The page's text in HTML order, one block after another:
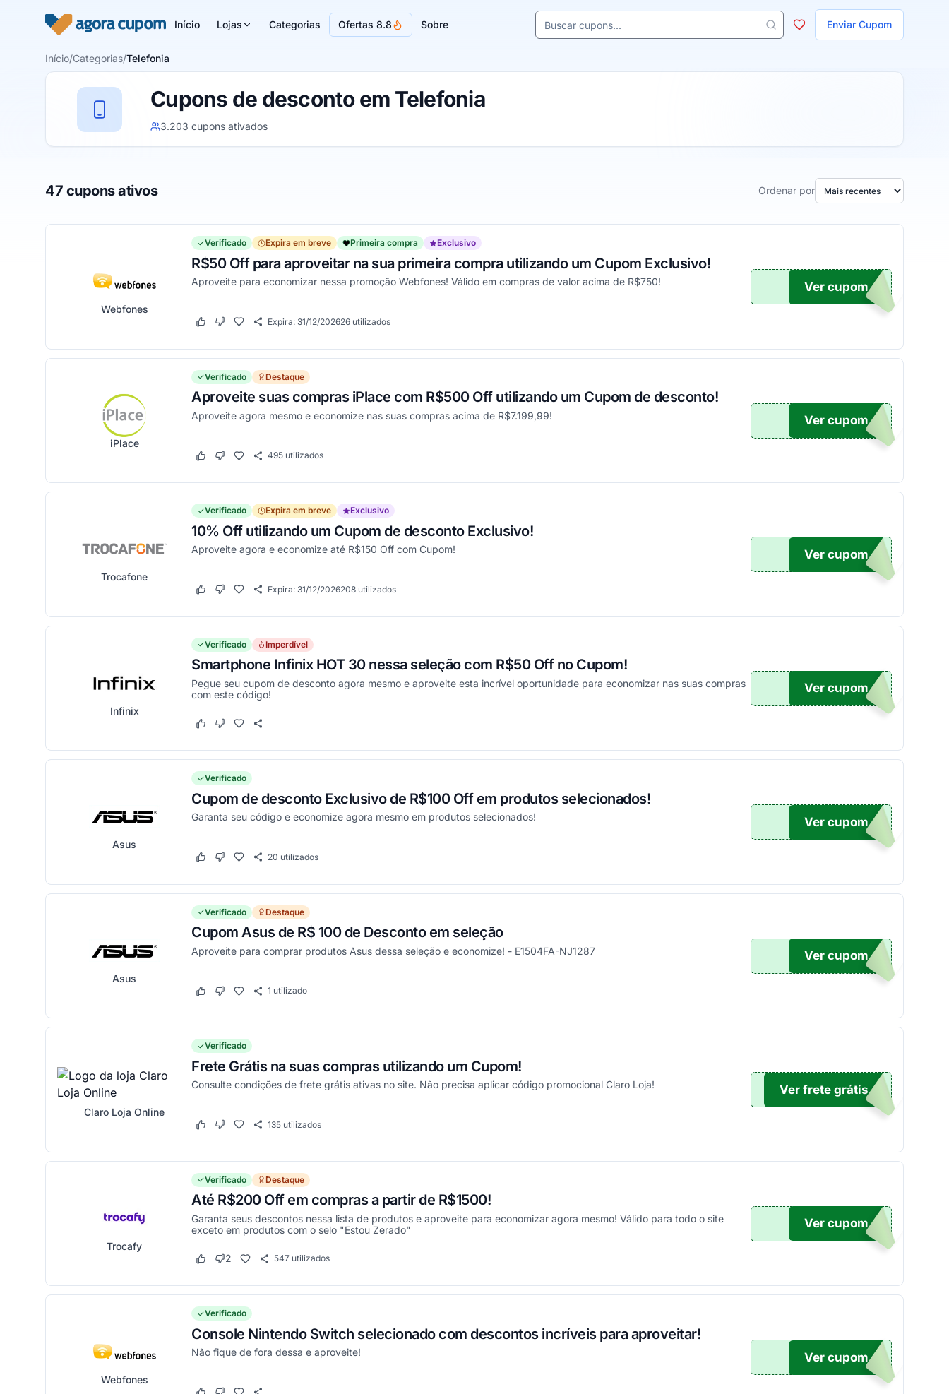
Início Lojas Categorias Ofertas 8.8 Sobre Enviar Cupom
Buscar cupons e lojas
Início/Categorias/Telefonia
Cupons de desconto em Telefonia
3.203 cupons ativados
47 cupons ativos Ordenar por
Webfones
Verificado Expira em breve Primeira compra Exclusivo
R$50 Off para aproveitar na sua primeira compra utilizando um Cupom Exclusivo!
Aproveite para economizar nessa promoção Webfones! Válido em compras de valor acima de R$750!
Este cupom funcionou
Este cupom não funcionou
Expira: 31/12/202626 utilizados
UPOM
Ver cupom
iPlace
Verificado Destaque
Aproveite suas compras iPlace com R$500 Off utilizando um Cupom de desconto!
Aproveite agora mesmo e economize nas suas compras acima de R$7.199,99!
Este cupom funcionou
Este cupom não funcionou
495 utilizados
500
Ver cupom
Trocafone
Verificado Expira em breve Exclusivo
10% Off utilizando um Cupom de desconto Exclusivo!
Aproveite agora e economize até R$150 Off com Cupom!
Este cupom funcionou
Este cupom não funcionou
Expira: 31/12/2026208 utilizados
OM10
Ver cupom
Infinix
Verificado Imperdível
Smartphone Infinix HOT 30 nessa seleção com R$50 Off no Cupom!
Pegue seu cupom de desconto agora mesmo e aproveite esta incrível oportunidade para economizar nas suas compras
com este código!
Este cupom funcionou
Este cupom não funcionou
X50
Ver cupom
Asus
Verificado
Cupom de desconto Exclusivo de R$100 Off em produtos selecionados!
Garanta seu código e economize agora mesmo em produtos selecionados!
Este cupom funcionou
Este cupom não funcionou
20 utilizados
100
Ver cupom
Asus
Verificado Destaque
Cupom Asus de R$ 100 de Desconto em seleção
Aproveite para comprar produtos Asus dessa seleção e economize! - E1504FA-NJ1287
Este cupom funcionou
Este cupom não funcionou
1 utilizado
100
Ver cupom
Claro Loja Online
Verificado
Frete Grátis na suas compras utilizando um Cupom!
Consulte condições de frete grátis ativas no site. Não precisa aplicar código promocional Claro Loja!
Este cupom funcionou
Este cupom não funcionou
135 utilizados
TICO
Ver frete grátis
Trocafy
Verificado Destaque
Até R$200 Off em compras a partir de R$1500!
Garanta seus descontos nessa lista de produtos e aproveite para economizar agora mesmo! Válido para todo o site
exceto em produtos com o selo "Estou Zerado"
Este cupom funcionou
Este cupom não funcionou
2 547 utilizados
ONTO
Ver cupom
Webfones
Verificado
Console Nintendo Switch selecionado com descontos incríveis para aproveitar!
Não fique de fora dessa e aproveite! O100
Ver cupom